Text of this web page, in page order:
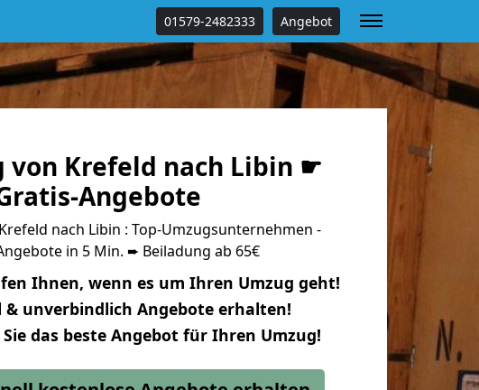
01579-2482333 Angebot
von Krefeld nach Libin ☛
Angebote
nach Libin : Top-Umzugsunternehmen -
in 5 Min. ➨ Beiladung ab 65€
Ihnen, wenn es um Ihren Umzug geht!
& unverbindlich Angebote erhalten!
Sie das beste Angebot für Ihren Umzug!